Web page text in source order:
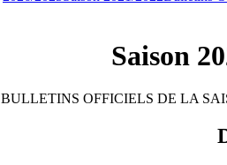
Saison
BULLETINS OFFICIELS DE LA